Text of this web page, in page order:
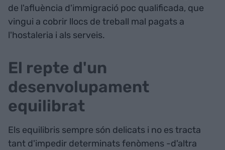
de l'afluència d'immigració poc qualificada, que
vingui a cobrir llocs de treball mal pagats a
l'hostaleria i als serveis.
El repte d'un
desenvolupament
equilibrat
Els equilibris sempre són delicats i no es tracta
tant d'impedir determinats fenòmens -d'altra